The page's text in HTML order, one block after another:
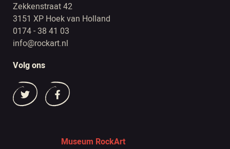
Zekkenstraat 42
3151 XP Hoek van Holland
0174 - 38 41 03
info@rockart.nl
Volg ons
Museum RockArt